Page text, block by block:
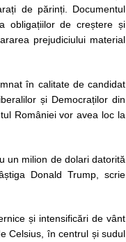
de părinți. Documentul
obligațiilor de creștere și
prejudiciului material
în calitate de candidat
și Democraților din
României vor avea loc la
un milion de dolari datorită
Donald Trump, scrie
și intensificări de vânt
Celsius, în centrul și sudul